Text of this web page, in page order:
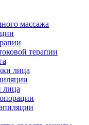
массажа
терапии
лица
лица